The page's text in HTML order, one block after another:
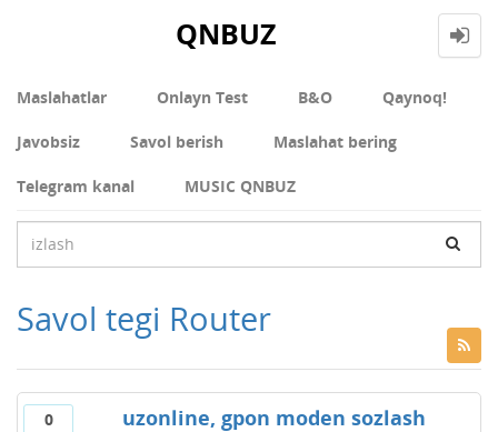
QNBUZ
Maslahatlar Onlayn Test В&О Qaynoq!
Javobsiz Savol berish Maslahat bering
Telegram kanal MUSIC QNBUZ
Savol tegi Router
0 uzonline, gpon moden sozlash